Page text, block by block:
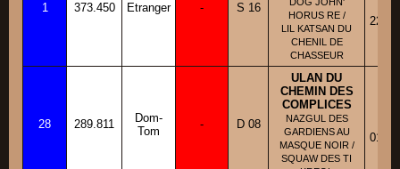
1 373.450 Etranger - S 16
HORUS RE /
LIL KATSAN DU
CHENIL DE
CHASSEUR
22/
28 289.811
Dom-
Tom
- D 08
ULAN DU
CHEMIN DES
COMPLICES
NAZGUL DES
GARDIENS AU
MASQUE NOIR /
SQUAW DES TI
01/